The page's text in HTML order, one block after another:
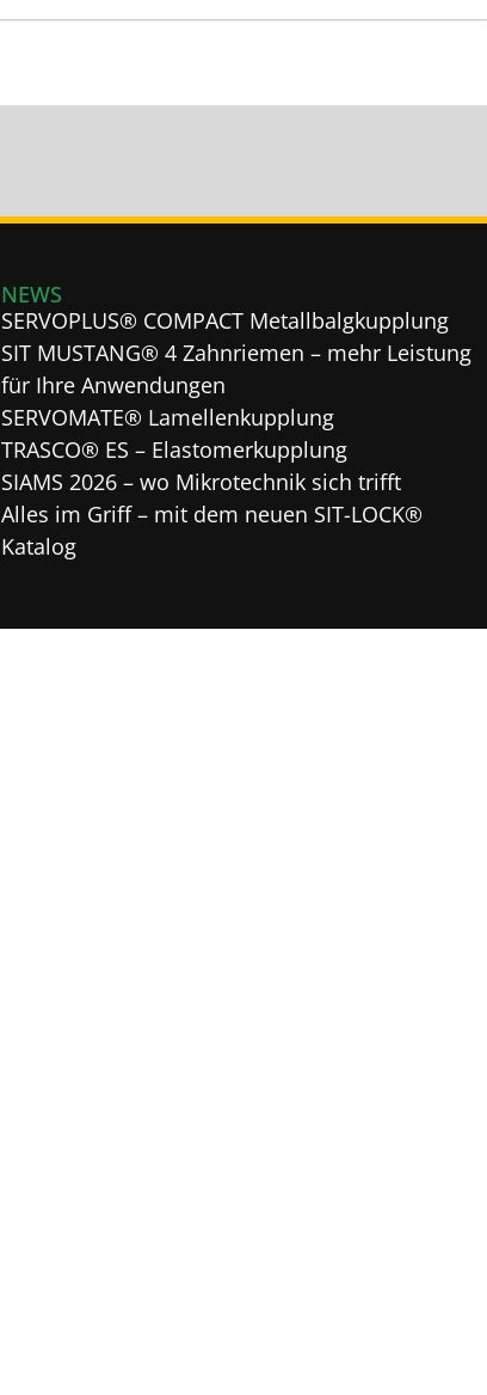
NEWS
SERVOPLUS® COMPACT Metallbalgkupplung
SIT MUSTANG® 4 Zahnriemen – mehr Leistung
für Ihre Anwendungen
SERVOMATE® Lamellenkupplung
TRASCO® ES – Elastomerkupplung
SIAMS 2026 – wo Mikrotechnik sich trifft
Alles im Griff – mit dem neuen SIT-LOCK®
Katalog